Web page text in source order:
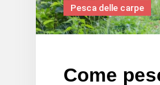
Pesca delle carpe
Come